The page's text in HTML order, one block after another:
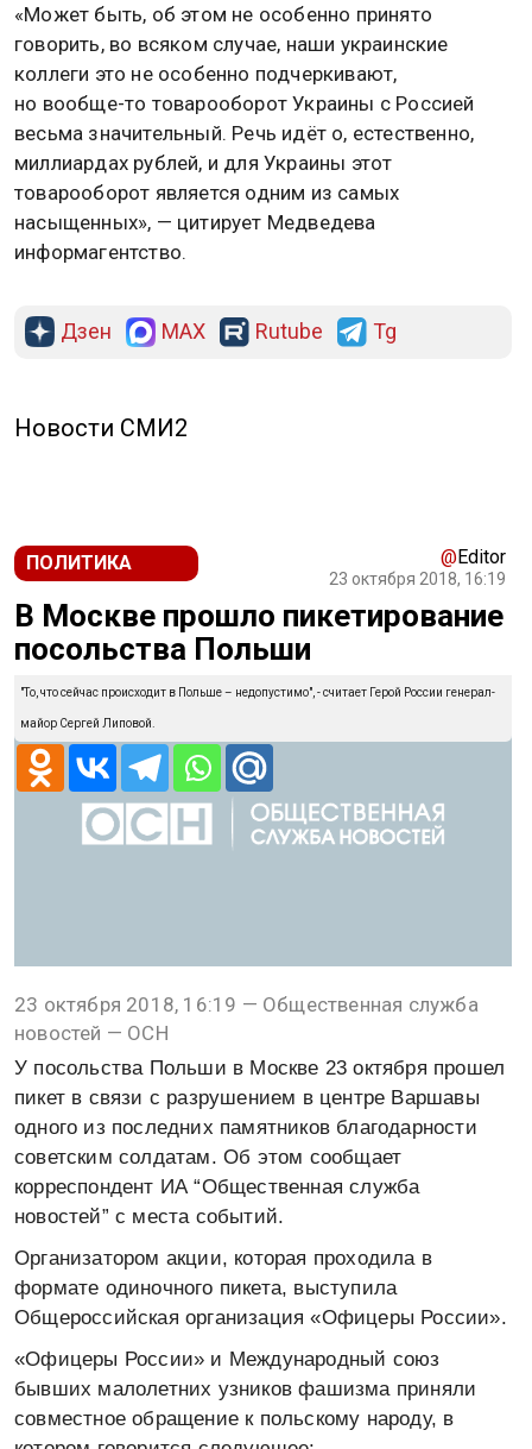
«Может быть, об этом не особенно принято
говорить, во всяком случае, наши украинские
коллеги это не особенно подчеркивают,
но вообще-то товарооборот Украины с Россией
весьма значительный. Речь идёт о, естественно,
миллиардах рублей, и для Украины этот
товарооборот является одним из самых
насыщенных», — цитирует Медведева
информагентство.
Дзен MAX Rutube Tg
Новости СМИ2
ПОЛИТИКА @Editor
23 октября 2018, 16:19
В Москве прошло пикетирование
посольства Польши
"То, что сейчас происходит в Польше – недопустимо", - считает Герой России генерал-
майор Сергей Липовой.
23 октября 2018, 16:19 — Общественная служба
новостей — ОСН
У посольства Польши в Москве 23 октября прошел
пикет в связи с разрушением в центре Варшавы
одного из последних памятников благодарности
советским солдатам. Об этом сообщает
корреспондент ИА “Общественная служба
новостей” с места событий.
Организатором акции, которая проходила в
формате одиночного пикета, выступила
Общероссийская организация «Офицеры России».
«Офицеры России» и Международный союз
бывших малолетних узников фашизма приняли
совместное обращение к польскому народу, в